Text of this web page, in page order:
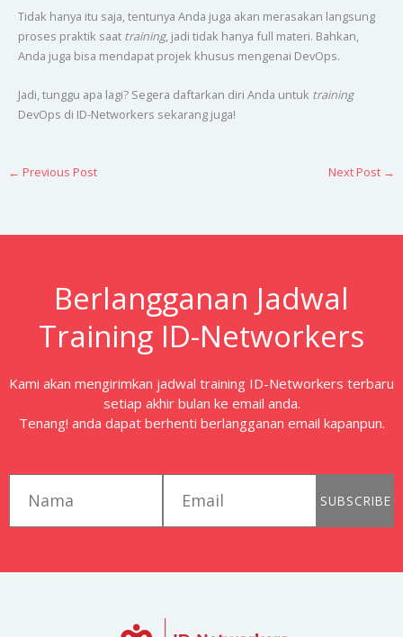
Tidak hanya itu saja, tentunya Anda juga akan merasakan langsung
proses praktik saat training, jadi tidak hanya full materi. Bahkan,
Anda juga bisa mendapat projek khusus mengenai DevOps.
Jadi, tunggu apa lagi? Segera daftarkan diri Anda untuk training
DevOps di ID-Networkers sekarang juga!
← Previous Post Next Post →
Berlangganan Jadwal
Training ID-Networkers
Kami akan mengirimkan jadwal training ID-Networkers terbaru
setiap akhir bulan ke email anda.
Tenang! anda dapat berhenti berlangganan email kapanpun.
SUBSCRIBE